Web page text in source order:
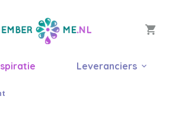
Leveranciers